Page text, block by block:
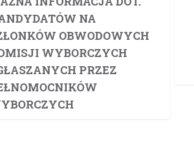
NA
OBWODOWYCH
WYBORCZYCH
PRZEZ